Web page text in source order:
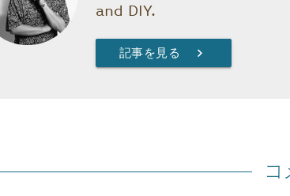
and DIY.
記事を見る chevron_right
コ